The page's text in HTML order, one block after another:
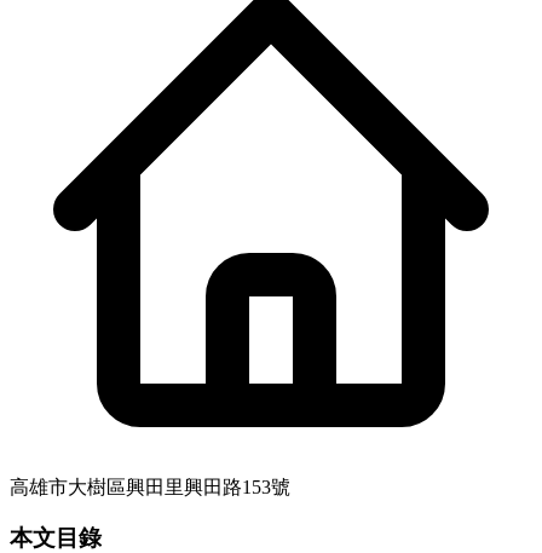
高雄市大樹區興田里興田路153號
本文目錄